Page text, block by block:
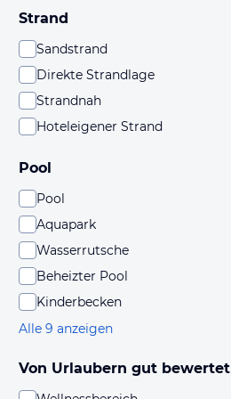
Strand
Sandstrand
Direkte Strandlage
Strandnah
Hoteleigener Strand
Pool
Pool
Aquapark
Wasserrutsche
Beheizter Pool
Kinderbecken
Alle 9 anzeigen
Von Urlaubern gut bewertet